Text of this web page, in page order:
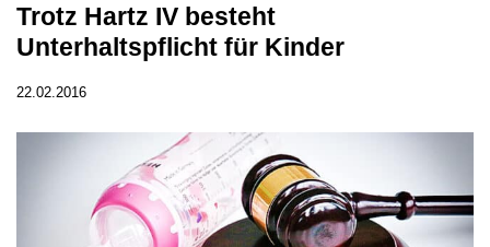
Trotz Hartz IV besteht
Unterhaltspflicht für Kinder
22.02.2016